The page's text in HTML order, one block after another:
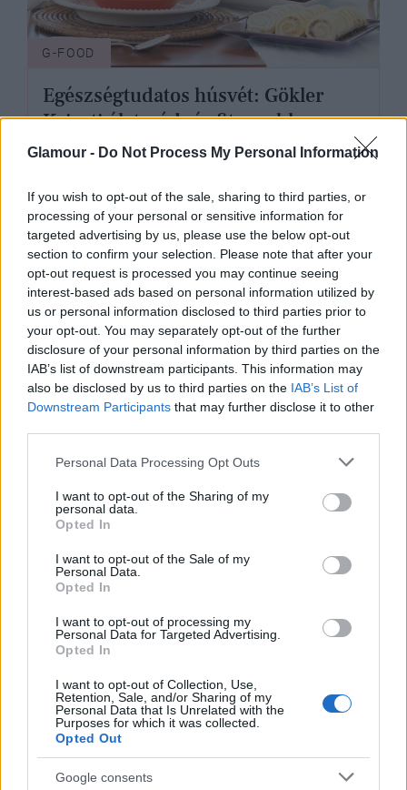
Glamour - Do Not Process My Personal Information
If you wish to opt-out of the sale, sharing to third parties, or
processing of your personal or sensitive information for
targeted advertising by us, please use the below opt-out
section to confirm your selection. Please note that after your
opt-out request is processed you may continue seeing
interest-based ads based on personal information utilized by
us or personal information disclosed to third parties prior to
your opt-out. You may separately opt-out of the further
disclosure of your personal information by third parties on the
IAB’s list of downstream participants. This information may
also be disclosed by us to third parties on the IAB’s List of
Downstream Participants that may further disclose it to other
Please note that this website/app uses one or more Google
not limited to your visit or usage behaviour. You may click to
grant or deny consent to Google and its third-party tags to
use your data for below specified purposes in below Google
consent section.
Personal Data Processing Opt Outs
I want to opt-out of the Sharing of my
personal data.
Opted In
I want to opt-out of the Sale of my
Personal Data.
Opted In
I want to opt-out of processing my
Personal Data for Targeted Advertising.
Opted In
I want to opt-out of Collection, Use,
Retention, Sale, and/or Sharing of my
Personal Data that Is Unrelated with the
Purposes for which it was collected.
Opted Out
Google consents
G-FOOD
Egészségtudatos húsvét: Gökler
Kriszti életmód- és fitneszblogger
kreatív receptjei
A süti, amit húsvétkor készít a fél
világ - Recept